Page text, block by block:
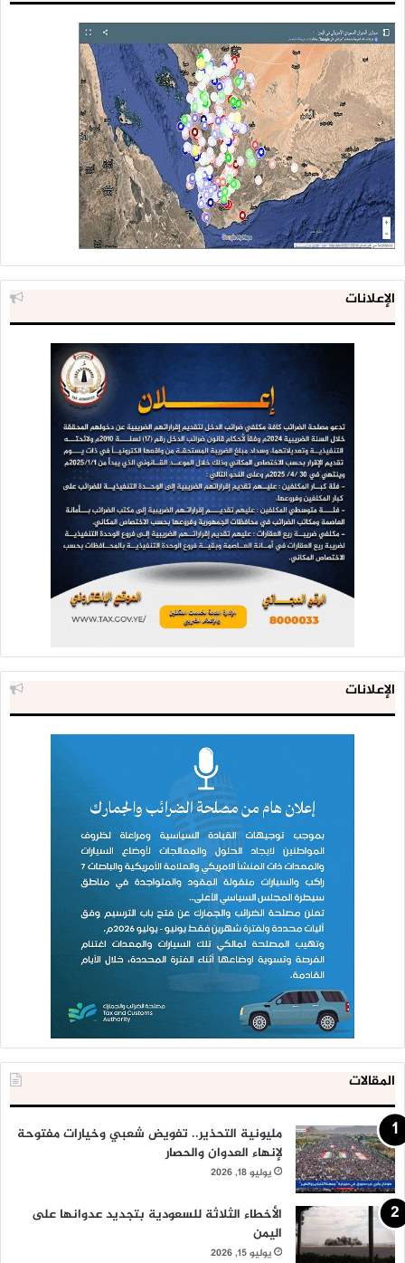
الإعلانات
الإعلانات
المقالات
مليونية التحذير.. تفويض شعبي وخيارات مفتوحة
لإنهاء العدوان والحصار
يوليو 18, 2026
الأخطاء الثلاثة للسعودية بتجديد عدوانها على
اليمن
يوليو 15, 2026